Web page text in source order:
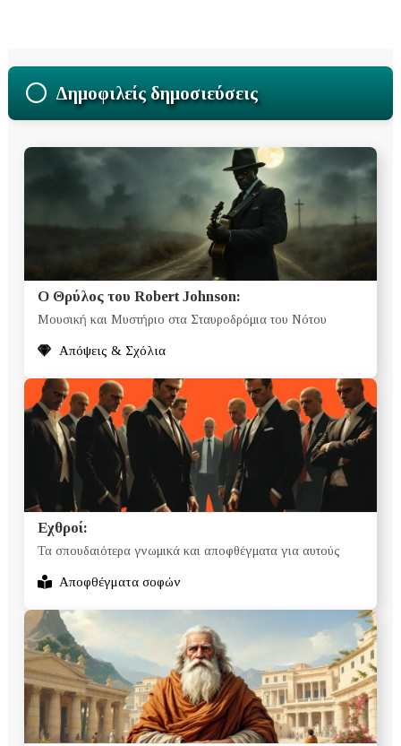
Δημοφιλείς δημοσιεύσεις
Ο Θρύλος του Robert Johnson:
Μουσική και Μυστήριο στα Σταυροδρόμια του Νότου
Απόψεις & Σχόλια
Εχθροί:
Τα σπουδαιότερα γνωμικά και αποφθέγματα για αυτούς
Αποφθέγματα σοφών